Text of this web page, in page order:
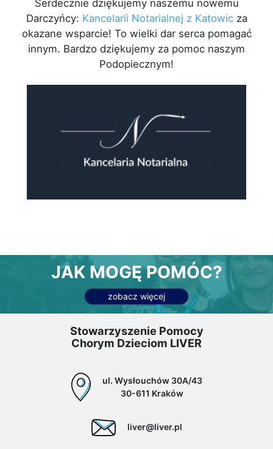
Serdecznie dziękujemy naszemu nowemu
Darczyńcy: Kancelarii Notarialnej z Katowicza
okazane wsparcie! To wielki dar serca pomagać
innym. Bardzo dziękujemy za pomoc naszym
Podopiecznym!
JAK MOGĘ POMÓC?
zobacz więcej
Stowarzyszenie Pomocy
Chorym Dzieciom LIVER
ul. Wysłouchów 30A/43
30-611 Kraków
liver@liver.pl